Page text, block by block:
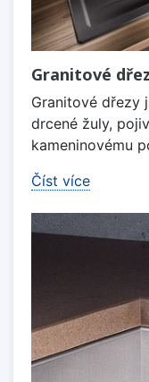
Granitové
Granitové dřezy
drcené žuly,
kameninovému
Číst více